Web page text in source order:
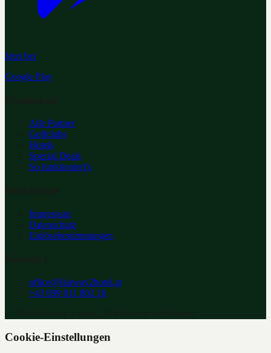
Jetzt bei
Google Play
Alle Partner
Golfclubs
Hotels
Special Deals
So funktioniert's
Impressum
Datenschutz
Einlösebestimmungen
office@fairway2hotel.at
+43 699 811 802 16
Cookie-Einstellungen